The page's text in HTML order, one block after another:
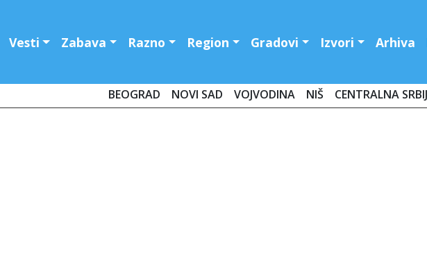
Vesti Zabava Razno Region Gradovi Izvori Arhiva
BEOGRAD NOVI SAD VOJVODINA NIŠ CENTRALNA